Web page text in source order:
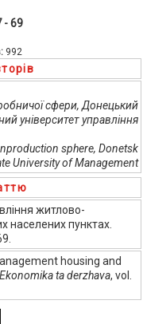
- 69
992
сфери, Донецький
університет управління
sphere, Donetsk
University of Management
житлово-
населених пунктах.
housing and
Ekonomika ta derzhava, vol.